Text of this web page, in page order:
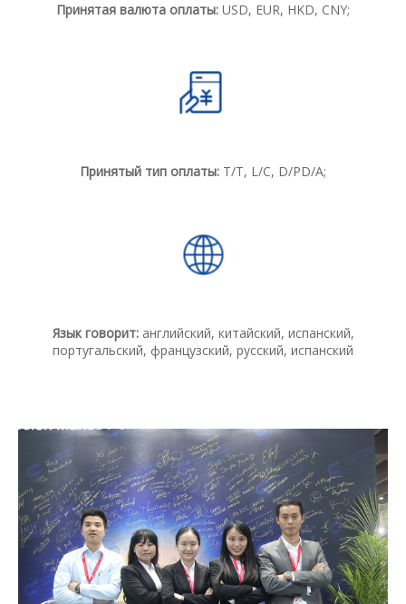
Принятая валюта оплаты: USD, EUR, HKD, CNY;
Принятый тип оплаты: T/T, L/C, D/PD/A;
Язык говорит: английский, китайский, испанский,
португальский, французский, русский, испанский